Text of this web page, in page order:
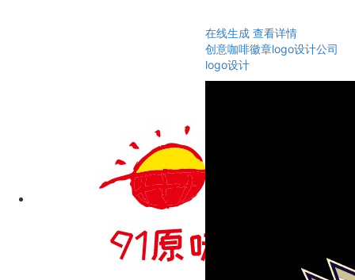
在线生成 查看详情
创意咖啡徽章logo设计公司
logo设计